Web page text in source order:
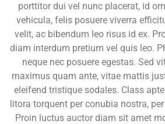
porttitor dui vel nunc placerat, id
vehicula, felis posuere viverra
velit, ac bibendum leo risus id ex.
diam interdum pretium vel quis leo.
neque nec posuere egestas. Sed
maximus quam ante, vitae mattis
eleifend tristique sodales. Class
litora torquent per conubia nostra,
Proin luctus auctor diam sit amet